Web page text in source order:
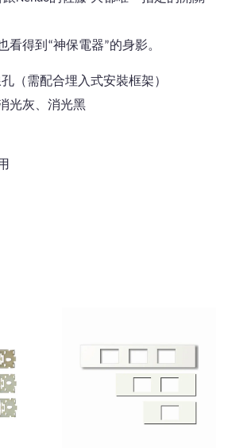
看得到“神保電器”的身影。
（需配合埋入式安裝框架）
光灰、消光黑